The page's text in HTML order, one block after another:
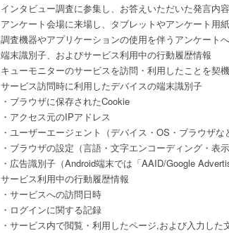
インタビュー調査に参集し、お答えいただいた発言内
アンケート会場に来場し、タブレットやアンケート用
調査機器やアプリケーションの使用を伴うアンケート
端末識別子、およびサービス利用中の行動履歴情報
キューモニターのサービスを訪問・利用したことを契
サービス訪問時に利用したデバイスの端末識別子
・ブラウザに保存されたCookie
・アクセス元のIPアドレス
・ユーザーエージェント（デバイス・OS・ブラウザな
・ブラウザの設定（言語・文字エンコーディング・表
・広告識別子（Android端末では「AAID/Google
サービス利用中の行動履歴情報
・サービスへの訪問日時
・ログインに関する記録
・サービス内で閲覧・利用したページ,および入力した